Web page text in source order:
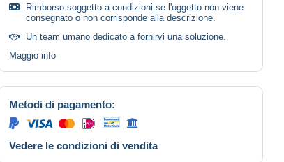
Rimborso soggetto a condizioni se l'oggetto non viene
consegnato o non corrisponde alla descrizione.
Un team umano dedicato a fornirvi una soluzione.
Maggio info
Metodi di pagamento:
Vedere le condizioni di vendita